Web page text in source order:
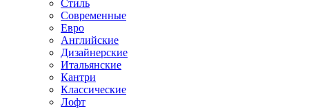
Стиль
Современные
Евро
Английские
Дизайнерские
Итальянские
Кантри
Классические
Лофт